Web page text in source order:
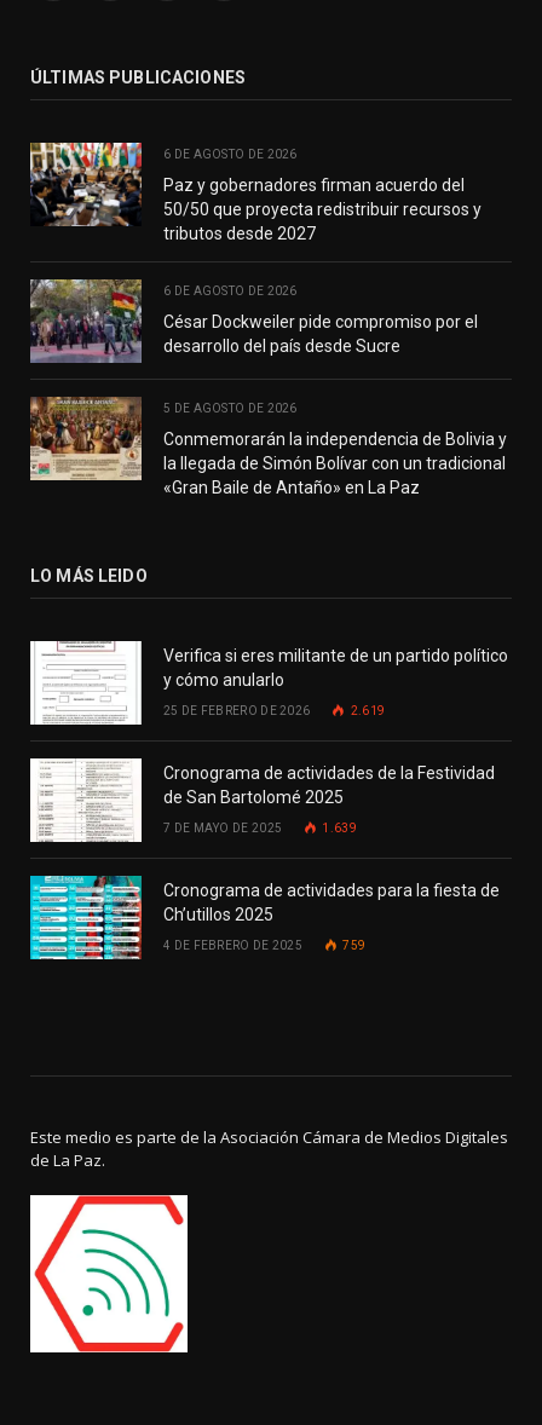
ÚLTIMAS PUBLICACIONES
6 DE AGOSTO DE 2026
Paz y gobernadores firman acuerdo del
50/50 que proyecta redistribuir recursos y
tributos desde 2027
6 DE AGOSTO DE 2026
César Dockweiler pide compromiso por el
desarrollo del país desde Sucre
5 DE AGOSTO DE 2026
Conmemorarán la independencia de Bolivia y
la llegada de Simón Bolívar con un tradicional
«Gran Baile de Antaño» en La Paz
LO MÁS LEIDO
Verifica si eres militante de un partido político
y cómo anularlo
25 DE FEBRERO DE 2026 2.619
Cronograma de actividades de la Festividad
de San Bartolomé 2025
7 DE MAYO DE 2025 1.639
Cronograma de actividades para la fiesta de
Ch’utillos 2025
4 DE FEBRERO DE 2025 759
Este medio es parte de la Asociación Cámara de Medios Digitales
de La Paz.